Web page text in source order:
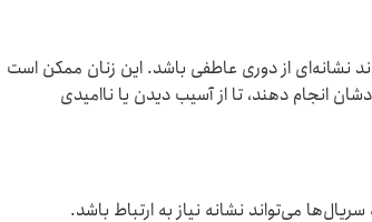
نشانه‌ای از دوری عاطفی باشد. این زنان ممکن است
انجام دهند، تا از آسیب دیدن یا ناامیدی
می‌تواند نشانه‌ نیاز به ارتباط باشد.